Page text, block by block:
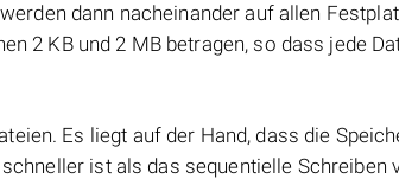
dann nacheinander auf allen
2 KB und 2 MB betragen, so dass jede
Es liegt auf der Hand, dass die
ist als das sequentielle Schreiben